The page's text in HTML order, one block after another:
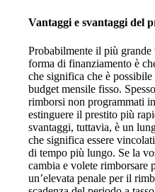
Vantaggi e svantaggi del
Probabilmente il più
forma di finanziamento è
che significa che è
budget mensile fisso.
rimborsi non programmati
estinguere il prestito più
svantaggi, tuttavia, è un
che significa essere
di tempo più lungo. Se la
cambia e volete rimborsare
un’elevata penale per il